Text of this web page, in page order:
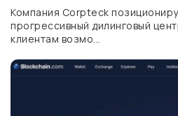
Компания Corpteck
прогрессивный дилинговый
клиентам возмо...